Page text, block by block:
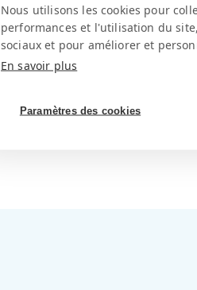
Nous utilisons les cookies pour
performances et l'utilisation du
sociaux et pour améliorer et
En savoir plus
Paramètres des cookies
à montre
lubrification continue
internes de vos garde-
mécanisme délicat.